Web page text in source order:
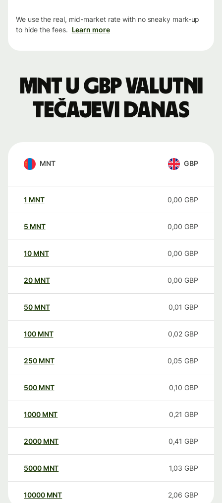
We use the real, mid-market rate with no sneaky mark-up
to hide the fees. Learn more
MNT u GBP valutni
tečajevi danas
MNT GBP
1 MNT 0,00 GBP
5 MNT 0,00 GBP
10 MNT 0,00 GBP
20 MNT 0,00 GBP
50 MNT 0,01 GBP
100 MNT 0,02 GBP
250 MNT 0,05 GBP
500 MNT 0,10 GBP
1000 MNT 0,21 GBP
2000 MNT 0,41 GBP
5000 MNT 1,03 GBP
10000 MNT 2,06 GBP